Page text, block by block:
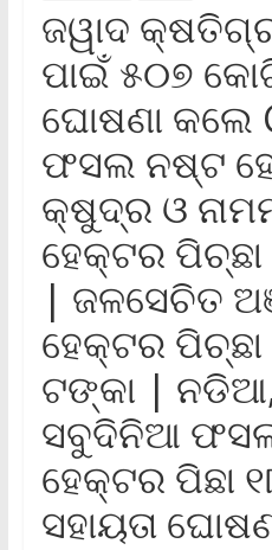
ଜୱାଦ
ପାଇଁ ୫୦୭
ଘୋଷଣା କଲେ
ଫସଲ ନଷ୍ଟ
କ୍ଷୁଦ୍ର ଓ
ହେକ୍ଟର
| ଜଳସେଚିତ
ହେକ୍ଟର
ଟଙ୍କା |
ସବୁଦିନିଆ
ହେକ୍ଟର ପିଛା
ସହାୟତା